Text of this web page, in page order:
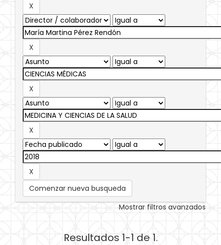
Comenzar nueva busqueda
Mostrar filtros avanzados
Resultados 1-1 de 1.